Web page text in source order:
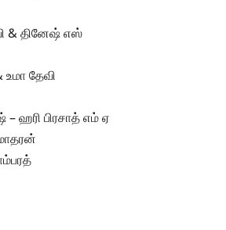
& தினேஷ் எஸ்
தேவி
– ஹரி பிரசாத் எம் ஏ